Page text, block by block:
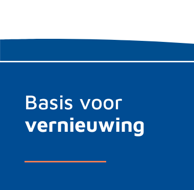
Basis voor
vernieuwing